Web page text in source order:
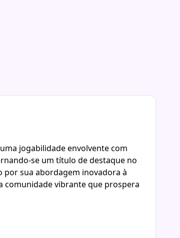
jogabilidade envolvente com
se um título de destaque no
por sua abordagem inovadora à
comunidade vibrante que prospera